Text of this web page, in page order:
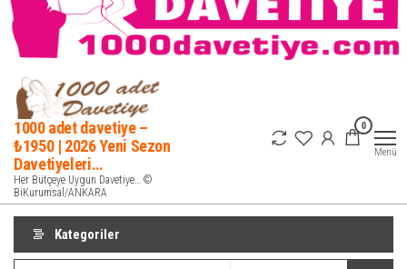
1000 adet davetiye –
₺1950 | 2026 Yeni Sezon
Davetiyeleri…
Her Bütçeye Uygun Davetiye… ©
BiKurumsal/ANKARA
0
Menü
Kategoriler